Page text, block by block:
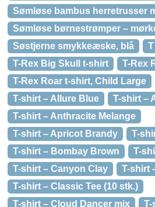
Sømløse bambus herretrusser
Sømløse børnestrømper –
Søstjerne smykkeæske, blå
T-Rex Big Skull t-shirt
T-Rex
T-Rex Roar t-shirt, Child Large
T-shirt – Allure Blue
T-shirt –
T-shirt – Anthracite Melange
T-shirt – Apricot Brandy
T-
T-shirt – Bombay Brown
T-
T-shirt – Canyon Clay
T-shirt
T-shirt – Classic Tee (10 stk.)
T-shirt – Cloud Dancer mix
T-